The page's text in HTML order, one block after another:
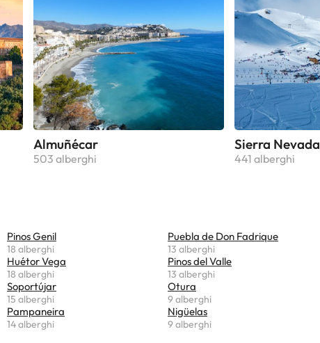
Almuñécar
503 alberghi
Sierra Nevada
441 alberghi
Pinos Genil
18 alberghi
Huétor Vega
18 alberghi
Soportújar
15 alberghi
Pampaneira
14 alberghi
Puebla de Don Fadrique
13 alberghi
Pinos del Valle
13 alberghi
Otura
9 alberghi
Nigüelas
9 alberghi